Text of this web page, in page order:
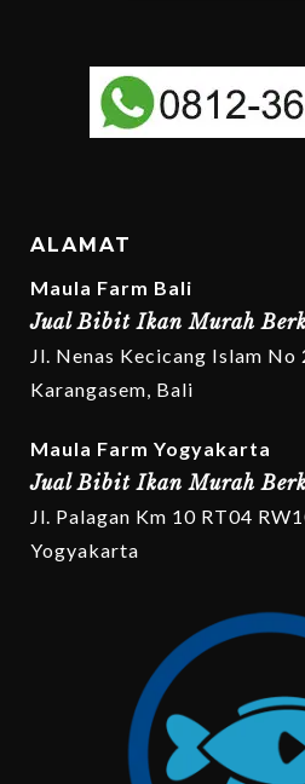
ALAMAT
Maula Farm Bali
Jual Bibit Ikan Murah
Jl. Nenas Kecicang Islam No
Karangasem, Bali
Maula Farm Yogyakarta
Jual Bibit Ikan Murah
Jl. Palagan Km 10 RT04
Yogyakarta